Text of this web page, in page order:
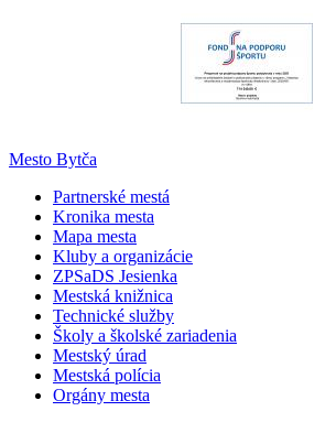
Mesto Bytča
Partnerské mestá
Kronika mesta
Mapa mesta
Kluby a organizácie
ZPSaDS Jesienka
Mestská knižnica
Technické služby
Školy a školské zariadenia
Mestský úrad
Mestská polícia
Orgány mesta